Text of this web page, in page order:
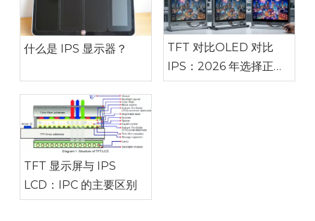
什么是 IPS 显示器？
TFT 对比OLED 对比
IPS：2026 年选择正确
的显示技术
TFT 显示屏与 IPS
LCD：IPC 的主要区别